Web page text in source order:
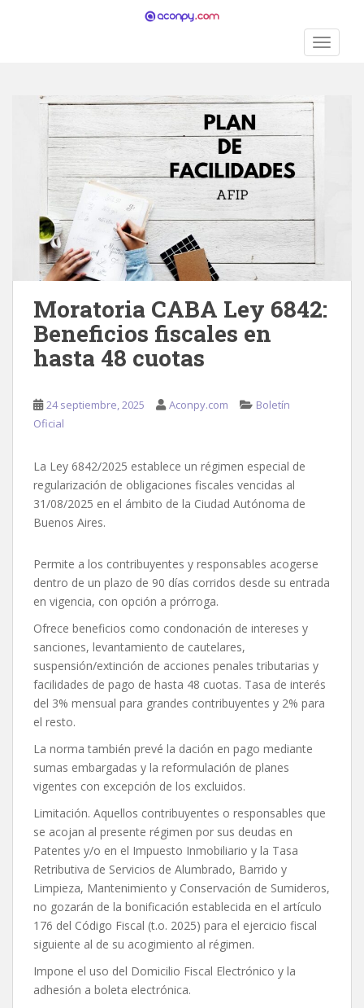
Moratoria CABA Ley 6842:
Beneficios fiscales en
hasta 48 cuotas
24 septiembre, 2025 Aconpy.com
Boletín
Oficial
La Ley 6842/2025 establece un régimen especial de
regularización de obligaciones fiscales vencidas al
31/08/2025 en el ámbito de la Ciudad Autónoma de
Buenos Aires.
Permite a los contribuyentes y responsables acogerse
dentro de un plazo de 90 días corridos desde su entrada
en vigencia, con opción a prórroga.
Ofrece beneficios como condonación de intereses y
sanciones, levantamiento de cautelares,
suspensión/extinción de acciones penales tributarias y
facilidades de pago de hasta 48 cuotas. Tasa de interés
del 3% mensual para grandes contribuyentes y 2% para
el resto.
La norma también prevé la dación en pago mediante
sumas embargadas y la reformulación de planes
vigentes con excepción de los excluidos.
Limitación. Aquellos contribuyentes o responsables que
se acojan al presente régimen por sus deudas en
Patentes y/o en el Impuesto Inmobiliario y la Tasa
Retributiva de Servicios de Alumbrado, Barrido y
Limpieza, Mantenimiento y Conservación de Sumideros,
no gozarán de la bonificación establecida en el artículo
176 del Código Fiscal (t.o. 2025) para el ejercicio fiscal
siguiente al de su acogimiento al régimen.
Impone el uso del Domicilio Fiscal Electrónico y la
adhesión a boleta electrónica.